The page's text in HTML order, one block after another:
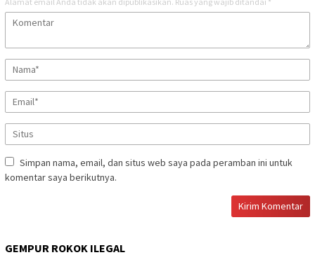
Simpan nama, email, dan situs web saya pada peramban ini untuk
komentar saya berikutnya.
GEMPUR ROKOK ILEGAL